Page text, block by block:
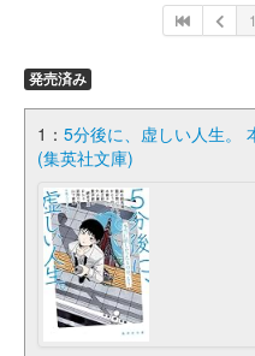
1
発売済み
1： 5分後に、虚しい人生。
(集英社文庫)